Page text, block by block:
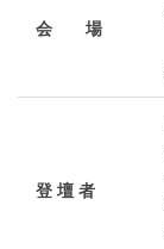
会 場
登 壇 者